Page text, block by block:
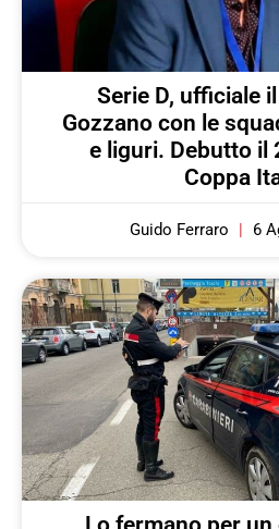
Serie D, ufficiale
Gozzano con le
e liguri. Debutto il
Coppa
Guido Ferraro 6